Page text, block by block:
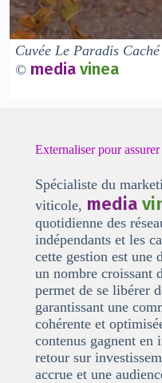
Cuvée Le Paradis Caché
© media vinea
Externaliser pour
Spécialiste du
viticole, media
quotidienne des
indépendants et les
cette gestion est une
un nombre croissant
permet de se libérer
garantissant une
cohérente et
contenus gagnent en
retour sur
accrue et une